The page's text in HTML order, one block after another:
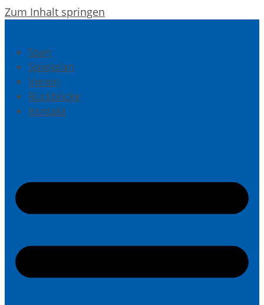
Zum Inhalt springen
Start
Spielplan
Verein
Rückblicke
Kontakt